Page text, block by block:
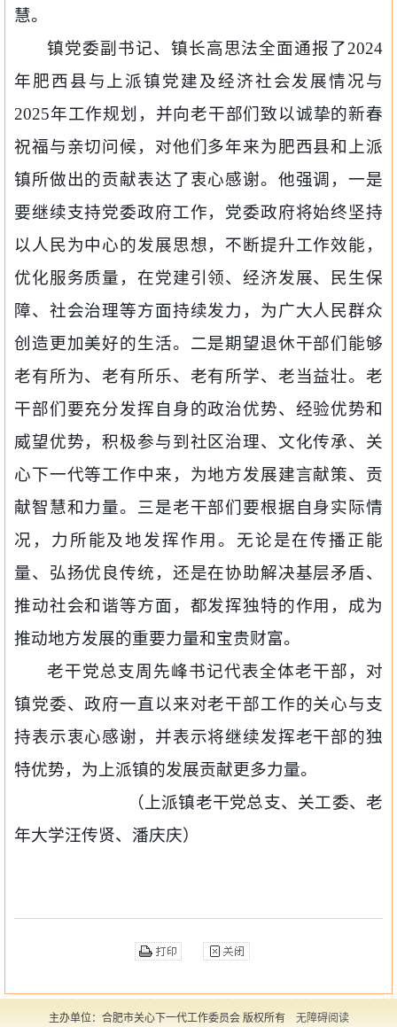
慧。
镇党委副书记、镇长高思法全面通报了2024
年肥西县与上派镇党建及经济社会发展情况与
2025年工作规划，并向老干部们致以诚挚的新春
祝福与亲切问候，对他们多年来为肥西县和上派
镇所做出的贡献表达了衷心感谢。他强调，一是
要继续支持党委政府工作，党委政府将始终坚持
以人民为中心的发展思想，不断提升工作效能，
优化服务质量，在党建引领、经济发展、民生保
障、社会治理等方面持续发力，为广大人民群众
创造更加美好的生活。二是期望退休干部们能够
老有所为、老有所乐、老有所学、老当益壮。老
干部们要充分发挥自身的政治优势、经验优势和
威望优势，积极参与到社区治理、文化传承、关
心下一代等工作中来，为地方发展建言献策、贡
献智慧和力量。三是老干部们要根据自身实际情
况，力所能及地发挥作用。无论是在传播正能
量、弘扬优良传统，还是在协助解决基层矛盾、
推动社会和谐等方面，都发挥独特的作用，成为
推动地方发展的重要力量和宝贵财富。
老干党总支周先峰书记代表全体老干部，对
镇党委、政府一直以来对老干部工作的关心与支
持表示衷心感谢，并表示将继续发挥老干部的独
特优势，为上派镇的发展贡献更多力量。
（上派镇老干党总支、关工委、老
年大学汪传贤、潘庆庆）
主办单位：合肥市关心下一代工作委员会 版权所有 无障碍阅读